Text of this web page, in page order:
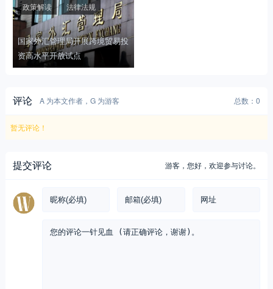
国家外汇管理局开展跨境贸易投
资高水平开放试点
政策解读 法律法规
评论 A 为本文作者，G 为游客 总数：0
暂无评论！
提交评论 游客，您好，欢迎参与讨论。